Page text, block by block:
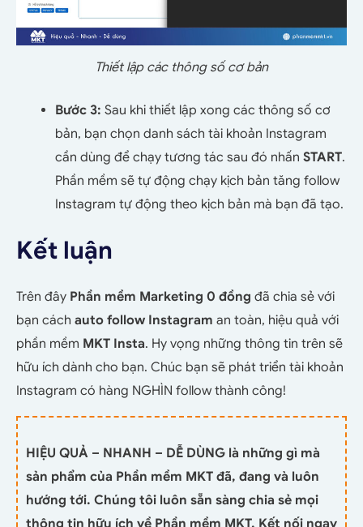
Thiết lập các thông số cơ bản
Bước 3: Sau khi thiết lập xong các thông số cơ
bản, bạn chọn danh sách tài khoản Instagram
cần dùng để chạy tương tác sau đó nhấn START.
Phần mềm sẽ tự động chạy kịch bản tăng follow
Instagram tự động theo kịch bản mà bạn đã tạo.
Kết luận
Trên đây Phần mềm Marketing 0 đồng đã chia sẻ với
bạn cách auto follow Instagram an toàn, hiệu quả với
phần mềm MKT Insta. Hy vọng những thông tin trên sẽ
hữu ích dành cho bạn. Chúc bạn sẽ phát triển tài khoản
Instagram có hàng NGHÌN follow thành công!
HIỆU QUẢ – NHANH – DỄ DÙNG là những gì mà
sản phẩm của Phần mềm MKT đã, đang và luôn
hướng tới. Chúng tôi luôn sẵn sàng chia sẻ mọi